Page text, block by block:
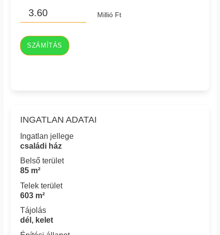
Millió Ft
SZÁMÍTÁS
INGATLAN ADATAI
Ingatlan jellege
családi ház
Belső terület
85 m²
Telek terület
603 m²
Tájolás
dél, kelet